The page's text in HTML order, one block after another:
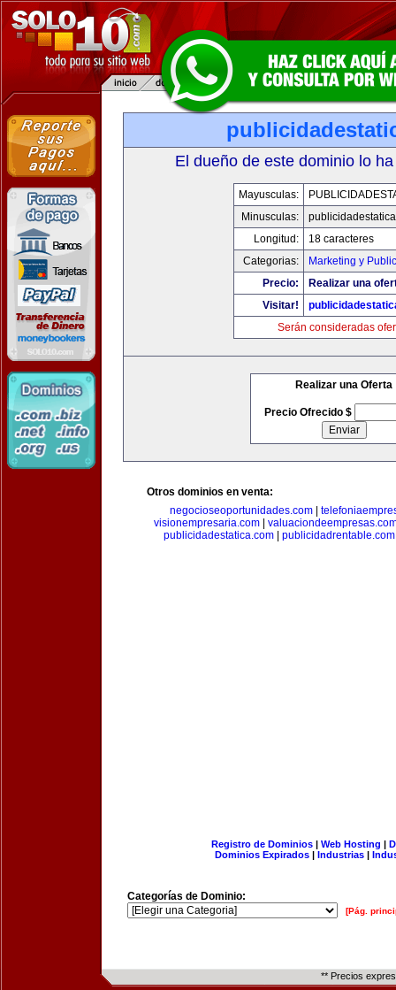
El dueño de este dominio lo
Mayusculas:
Minusculas:
Longitud:
18 caracteres
Categorias:
Marketing y
Precio:
Realizar una
Visitar!
Serán consideradas
Realizar una Oferta
Precio Ofrecido $
Otros dominios en venta:
negocioseoportunidades.com
visionempresaria.com
publicidadestatica.com
publicidadrentable.com
Registro de Dominios| Web Hosting |
Dominios Expirados | Industrias |
Categorías de Dominio:
[Pág.
** Precios